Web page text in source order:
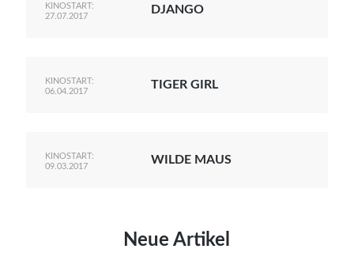
KINOSTART:
27.07.2017
DJANGO
KINOSTART:
06.04.2017
TIGER GIRL
KINOSTART:
09.03.2017
WILDE MAUS
Neue Artikel